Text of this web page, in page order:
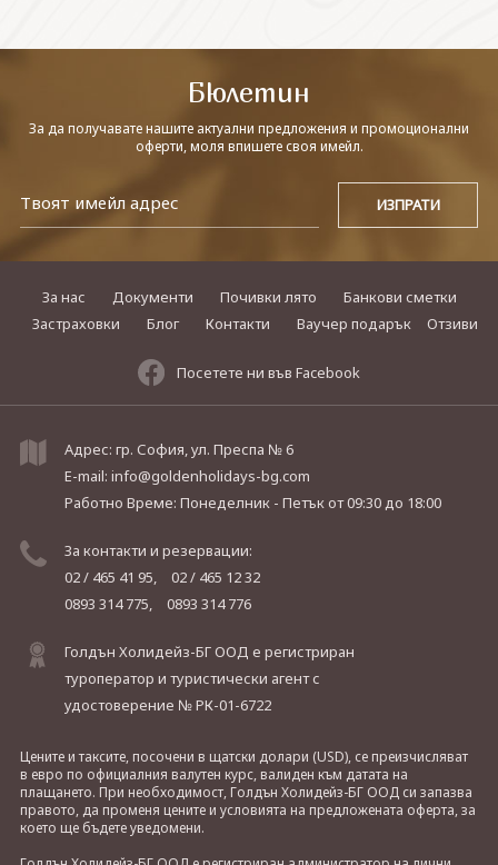
Бюлетин
За да получавате нашите актуални предложения и промоционални
оферти, моля впишете своя имейл.
За нас Документи Почивки лято
Банкови сметки
Застраховки
Блог Контакти Ваучер подарък Отзиви
Посетете ни във Facebook
Адрес: гр. София, ул. Преспа № 6
E-mail: info@goldenholidays-bg.com
Работно Време: Понеделник - Петъкот 09:30 до 18:00
За контакти и резервации:
02 / 465 41 95,
02 / 465 12 32
0893 314 775,
0893 314 776
Голдън Холидейз-БГ ООД е регистриран
туроператор и туристически агент с
удостоверение № РК-01-6722
Цените и таксите, посочени в щатски долари (USD), се преизчисляват
в евро по официалния валутен курс, валиден към датата на
плащането. При необходимост, Голдън Холидейз-БГ ООД си запазва
правото, да променя цените и условията на предложената оферта, за
което ще бъдете уведомени.